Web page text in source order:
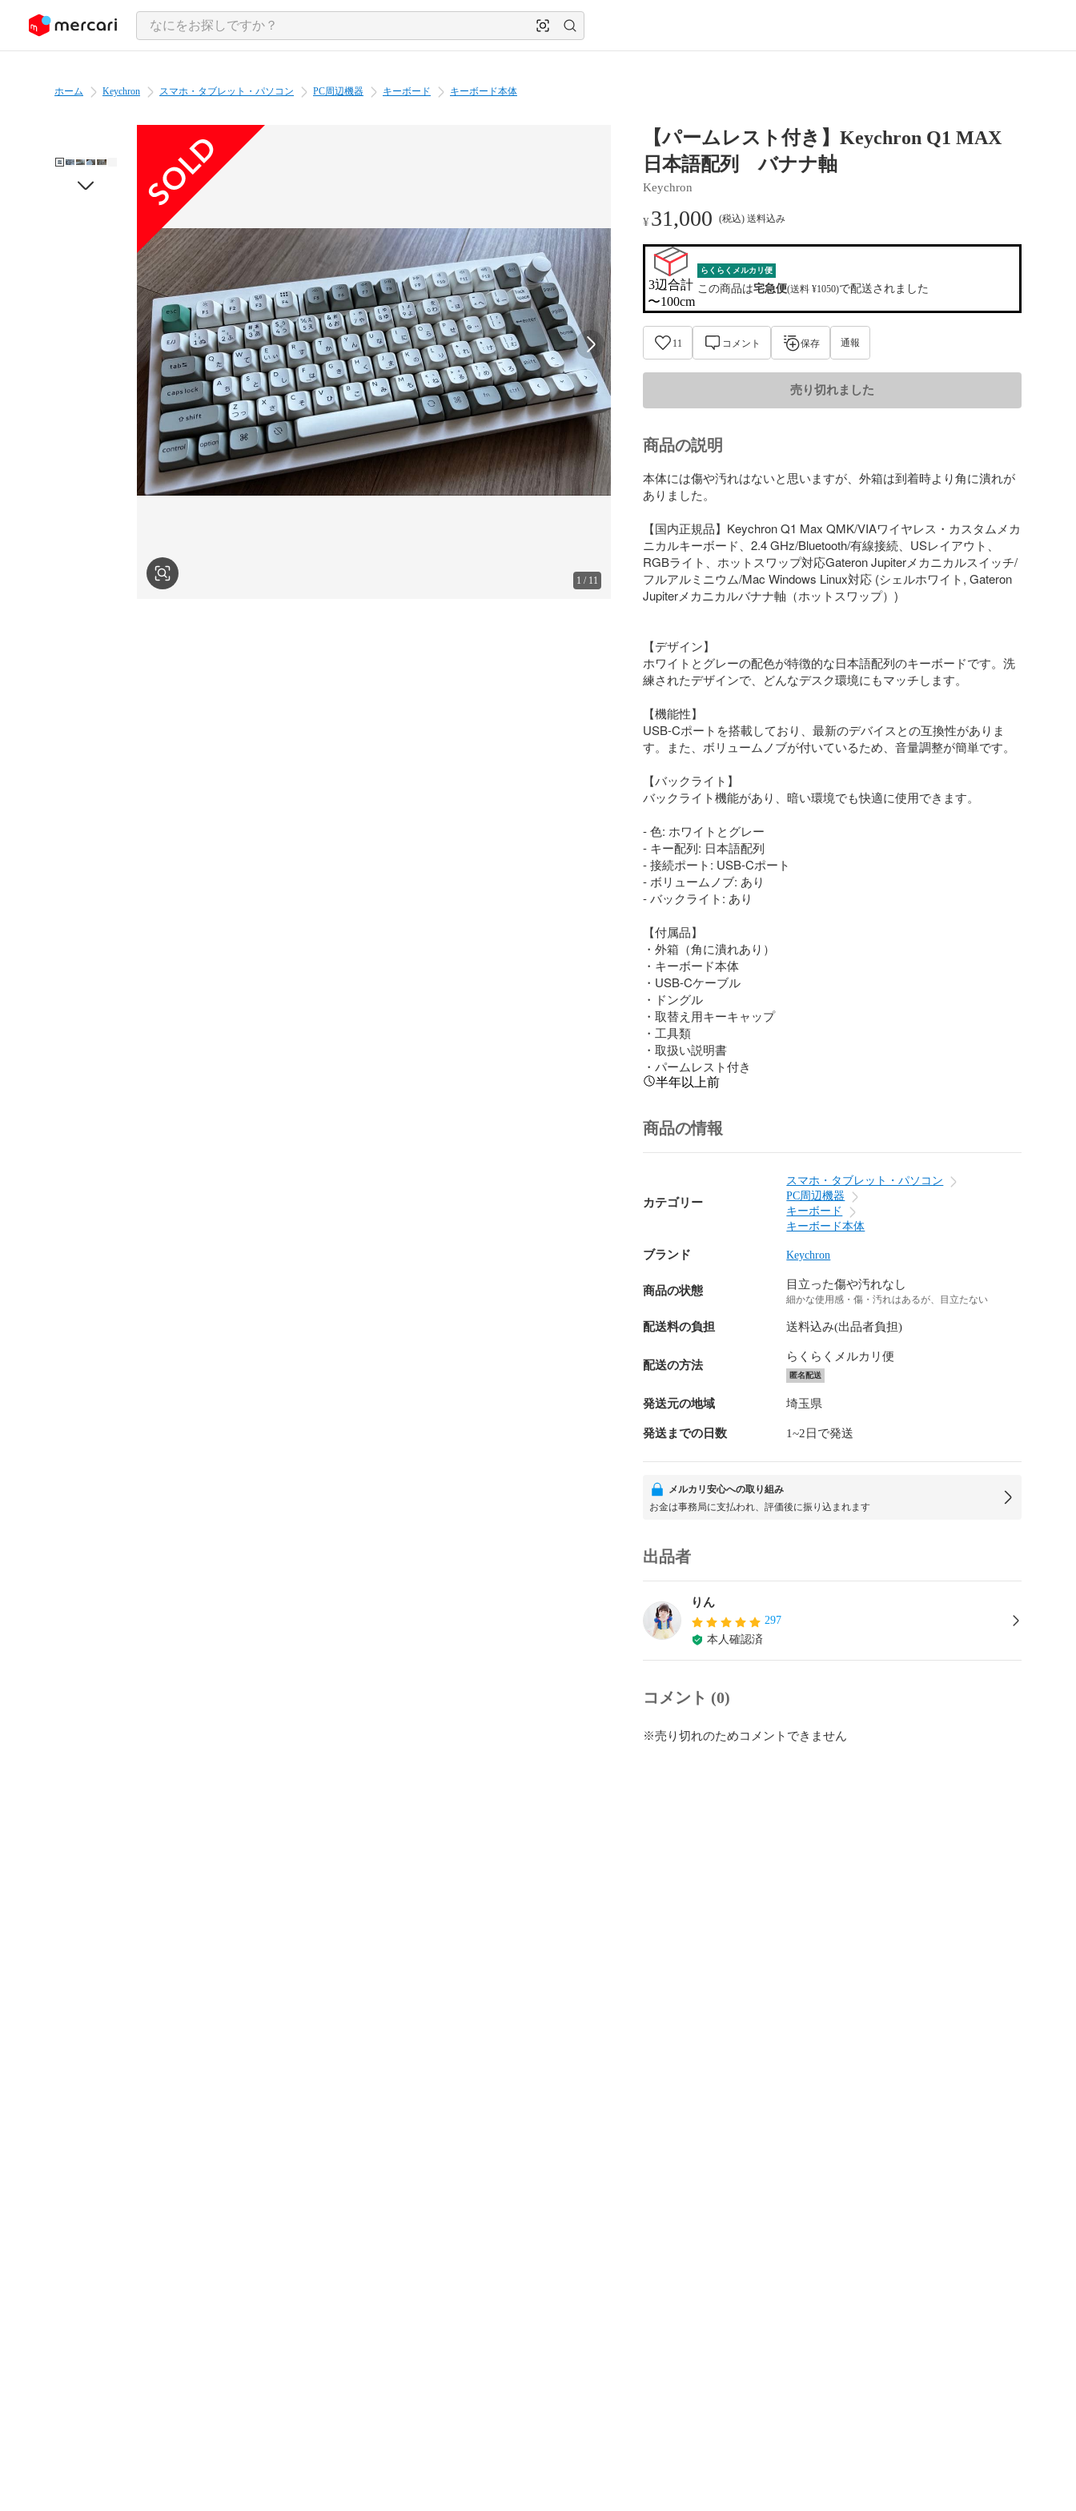
ツにスキップ
ホーム Keychron スマホ・タブレット・パソコン PC周辺機器 キーボード キーボード本体
1 / 11
【パームレスト付き】Keychron Q1 MAX
日本語配列 バナナ軸
Keychron
¥ 31,000 (税込) 送料込み
3辺合計
〜100cm
らくらくメルカリ便
この商品は宅急便(送料 ¥1050)で配送されました
11 コメント 保存 通報
売り切れました
商品の説明
本体には傷や汚れはないと思いますが、外箱は到着時より角に潰れが
ありました。
【国内正規品】Keychron Q1 Max QMK/VIAワイヤレス・カスタムメカ
ニカルキーボード、2.4 GHz/Bluetooth/有線接続、USレイアウト、
RGBライト、ホットスワップ対応Gateron Jupiterメカニカルスイッチ/
フルアルミニウム/Mac Windows Linux対応 (シェルホワイト, Gateron
Jupiterメカニカルバナナ軸（ホットスワップ）)
【デザイン】
ホワイトとグレーの配色が特徴的な日本語配列のキーボードです。洗
練されたデザインで、どんなデスク環境にもマッチします。
【機能性】
USB-Cポートを搭載しており、最新のデバイスとの互換性がありま
す。また、ボリュームノブが付いているため、音量調整が簡単です。
【バックライト】
バックライト機能があり、暗い環境でも快適に使用できます。
- 色: ホワイトとグレー
- キー配列: 日本語配列
- 接続ポート: USB-Cポート
- ボリュームノブ: あり
- バックライト: あり
【付属品】
・外箱（角に潰れあり）
・キーボード本体
・USB-Cケーブル
・ドングル
・取替え用キーキャップ
・工具類
・取扱い説明書
・パームレスト付き
半年以上前
商品の情報
カテゴリー
スマホ・タブレット・パソコン
PC周辺機器
キーボード
キーボード本体
ブランド Keychron
商品の状態 目立った傷や汚れなし
細かな使用感・傷・汚れはあるが、目立たない
配送料の負担 送料込み(出品者負担)
配送の方法
らくらくメルカリ便
匿名配送
発送元の地域 埼玉県
発送までの日数 1~2日で発送
メルカリ安心への取り組み
お金は事務局に支払われ、評価後に振り込まれます
出品者
りん
297
本人確認済
コメント (0)
※売り切れのためコメントできません